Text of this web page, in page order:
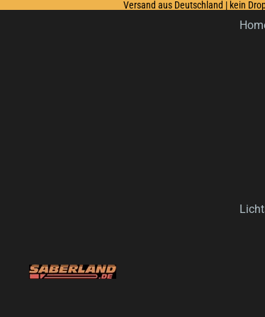
Versand aus Deutschland | kein